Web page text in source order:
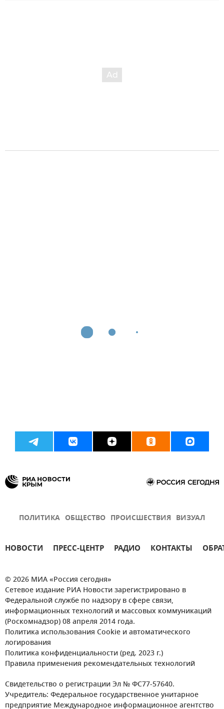
ПОЛИТИКА ОБЩЕСТВО ПРОИСШЕСТВИЯ ВИЗУАЛ
НОВОСТИ ПРЕСС-ЦЕНТР РАДИО КОНТАКТЫ
© 2026 МИА «Россия сегодня»
Сетевое издание РИА Новости зарегистрировано в
Федеральной службе по надзору в сфере связи,
информационных технологий и массовых коммуникаций
(Роскомнадзор) 08 апреля 2014 года.
Политика использования Cookie и автоматического
логирования
Политика конфиденциальности (ред. 2023 г.)
Правила применения рекомендательных технологий
Свидетельство о регистрации Эл № ФС77-57640.
Учредитель: Федеральное государственное унитарное
предприятие Международное информационное агентство